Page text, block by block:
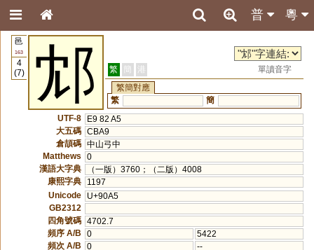
粵
普
邑
163
4
(7)
邥 繁 簡 港
單讀音字
繁簡對應
繁
簡
UTF-8
E9 82 A5
大五碼 CBA9
倉頡碼 中山弓中
Matthews
0
漢語大字典
（一版）3760；（二版）4008
康熙字典
1197
Unicode
U+90A5
GB2312
四角號碼 4702.7
頻序 A/B
0
5422
頻次 A/B
0
--